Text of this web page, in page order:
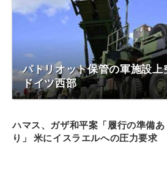
パトリオット保管の軍施設
ドイツ西部
ハマス、ガザ和平案「履行の準備あ
り」 米にイスラエルへの圧力要求